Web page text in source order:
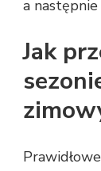
a
Jak